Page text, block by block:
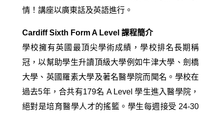
情！講座以廣東話及英語進行。
Cardiff Sixth Form A Level 課程簡介
學校擁有英國最頂尖學術成績，學校排名長期稱
冠，以幫助學生升讀頂級大學例如牛津大學、劍橋
大學、英國羅素大學及著名醫學院而聞名。學校在
過去5年，合共有179名 A Level 學生進入醫學院，
絕對是培育醫學人才的搖籃。 學生每週接受 24-30